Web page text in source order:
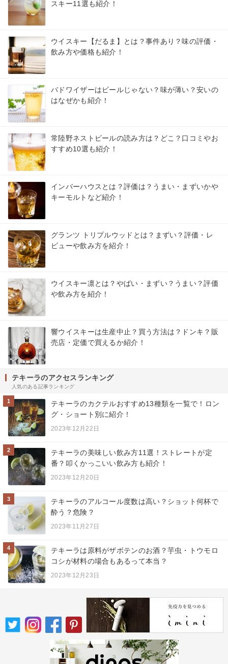
スキー11選も紹介！
ウイスキー【だるま】とは？事件あり？味の評価・
飲み方や価格も紹介！
バドワイザーはビールじゃない？味が薄い？安いの
はなぜかも紹介！
常陸野ネストビールの読み方は？どこ？口コミやお
すすめ10選も紹介！
インバーハウスとは？評価は？うまい・まずいかや
キーモルトなど紹介！
グランツ トリプルウッドとは？まずい？評価・レ
ビューや飲み方を紹介！
ウイスキー凛とは？やばい・まずい？うまい？評価
や飲み方を紹介！
響ウイスキーは生産中止？買う方法は？ドンキ？販
売店・定価で買えるか紹介！
テキーラのアクセスランキング
人気のある記事ランキング
1
テキーラのカクテルおすすめ13種類を一覧で！ロン
グ・ショート別に紹介！
2023年12月22日
2
テキーラの美味しい飲み方11選！ストレートが定
番？叩くかっこいい飲み方も紹介！
2023年12月20日
3
テキーラのアルコール度数は高い？ショット何杯で
酔う？危険？
2023年11月27日
4
テキーラは原料がザボテンのお酒？芋虫・トウモロ
コシが材料の場合もあるって本当？
2023年12月23日